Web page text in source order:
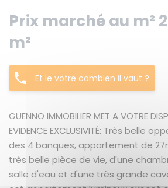
Prix marché au m²
m²
Et le votre combien il vaut ?
GUENNO IMMOBILIER MET A VOTRE
EVIDENCE EXCLUSIVITÉ: Très belle
des 4 banques, appartement de
très belle pièce de vie, d'une
salle d'eau et d'une très grande